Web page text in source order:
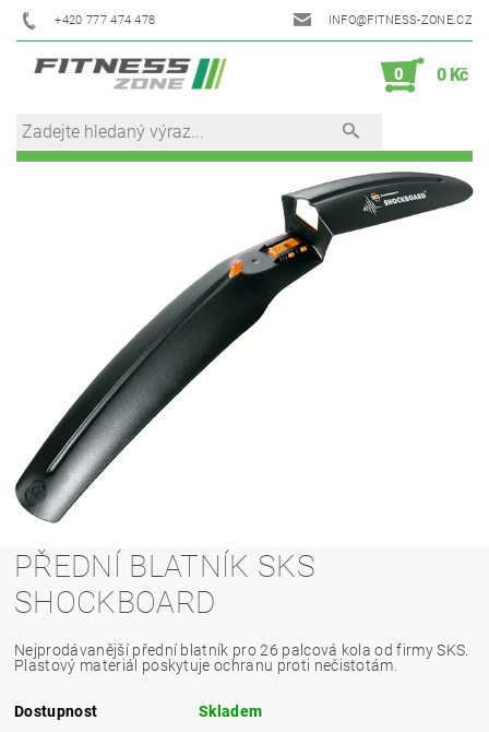
+420 777 474 478 INFO@FITNESS-ZONE.CZ
0 0 Kč
PŘEDNÍ BLATNÍK SKS
SHOCKBOARD
Nejprodávanější přední blatník pro 26 palcová kola od firmy SKS.
Plastový materiál poskytuje ochranu proti nečistotám.
Dostupnost Skladem